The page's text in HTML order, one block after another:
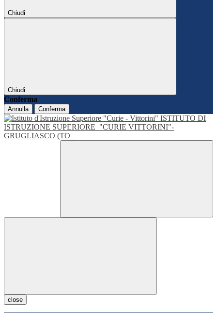
Chiudi
Chiudi
Conferma
Annulla Conferma
ISTITUTO DI
ISTRUZIONE SUPERIORE "CURIE VITTORINI"-
GRUGLIASCO (TO
close